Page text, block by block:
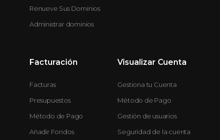
Renueve Sus Dominios
Administrar dominios
Facturación
Facturas
Presupuestos
Método de Pago
Añadir Fondos
Visualizar Cuenta
Gestiona tu Cuenta
Método de Pago
Gestión de usuarios
Seguridad de la cuenta